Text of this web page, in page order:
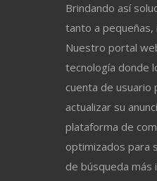
Brindando así
tanto a
Nuestro portal
tecnología donde
cuenta de usuario
actualizar su
plataforma de
optimizados para
de búsqueda